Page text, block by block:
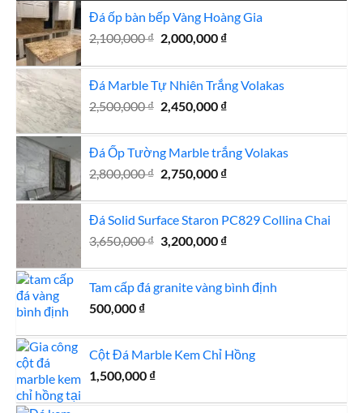
Đá ốp bàn bếp Vàng Hoàng Gia
2,100,000₫ Giá
là:
2,100,000 ₫.
2,000,000 ₫Giá
tại
là:
2,000,000 ₫.
Đá Marble Tự Nhiên Trắng Volakas
2,500,000₫ Giá
2,500,000 ₫.
2,450,000 ₫Giá
là:
2,450,000 ₫.
Đá Ốp Tường Marble trắng Volakas
2,800,000₫ Giá
2,800,000 ₫.
2,750,000 ₫Giá
là:
2,750,000 ₫.
Đá Solid Surface Staron PC829 Collina Chai
3,650,000₫ Giá
3,650,000 ₫.
3,200,000 ₫Giá
là:
Tam cấp đá granite vàng bình định
500,000 ₫
Cột Đá Marble Kem Chỉ Hồng
1,500,000 ₫